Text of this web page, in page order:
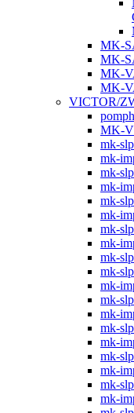
MK-
MK-
MK-
MK-
VICTOR/
MK-
mk-
mk-
mk-
mk-
mk-
mk-
mk-
mk-
mk-
mk-
mk-
mk-
mk-
mk-
mk-
mk-
mk-
mk-
mk-